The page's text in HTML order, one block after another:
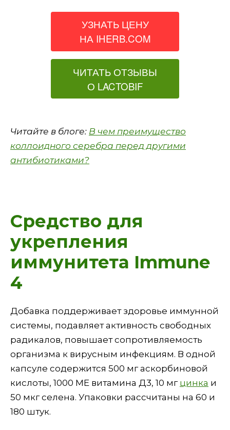
УЗНАТЬ ЦЕНУ
НА IHERB.COM
ЧИТАТЬ ОТЗЫВЫ
О LACTOBIF
Читайте в блоге: В чем преимущество
коллоидного серебра перед другими
антибиотиками?
Средство для
укрепления
иммунитета Immune
4
Добавка поддерживает здоровье иммунной
системы, подавляет активность свободных
радикалов, повышает сопротивляемость
организма к вирусным инфекциям. В одной
капсуле содержится 500 мг аскорбиновой
кислоты, 1000 МЕ витамина Д3, 10 мг цинка и
50 мкг селена. Упаковки рассчитаны на 60 и
180 штук.